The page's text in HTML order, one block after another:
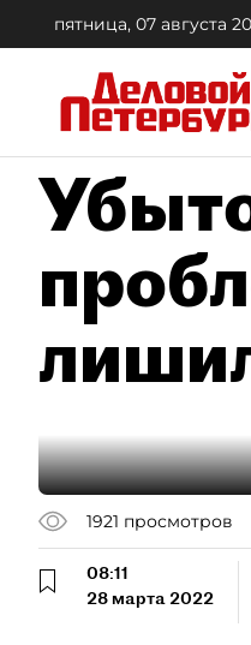
пятница, 07 августа
1921 просмотров
08:11
28 марта 2022